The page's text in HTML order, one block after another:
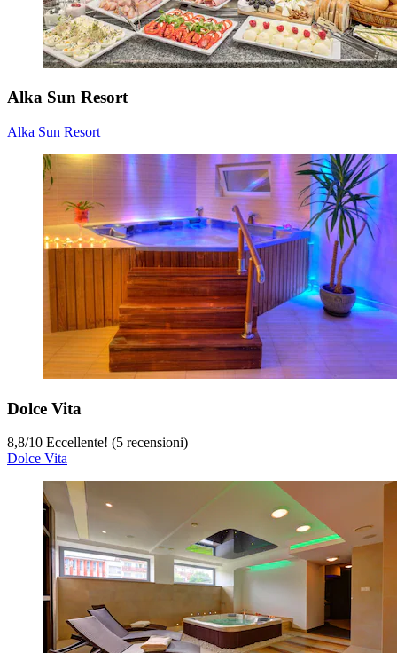
Alka Sun Resort
Alka Sun Resort
Dolce Vita
8,8/10 Eccellente! (5 recensioni)
Dolce Vita